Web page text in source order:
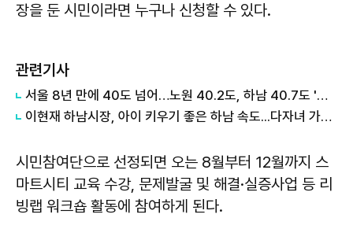
장을 둔 시민이라면 누구나 신청할 수 있다.
관련기사
서울 8년 만에 40도 넘어…노원 40.2도, 하남 40.7도 '극한폭염'
이현재 하남시장, 아이 키우기 좋은 하남 속도...다자녀 가구 수도요금 감면 확대
시민참여단으로 선정되면 오는 8월부터 12월까지 스
마트시티 교육 수강, 문제발굴 및 해결·실증사업 등 리
빙랩 워크숍 활동에 참여하게 된다.